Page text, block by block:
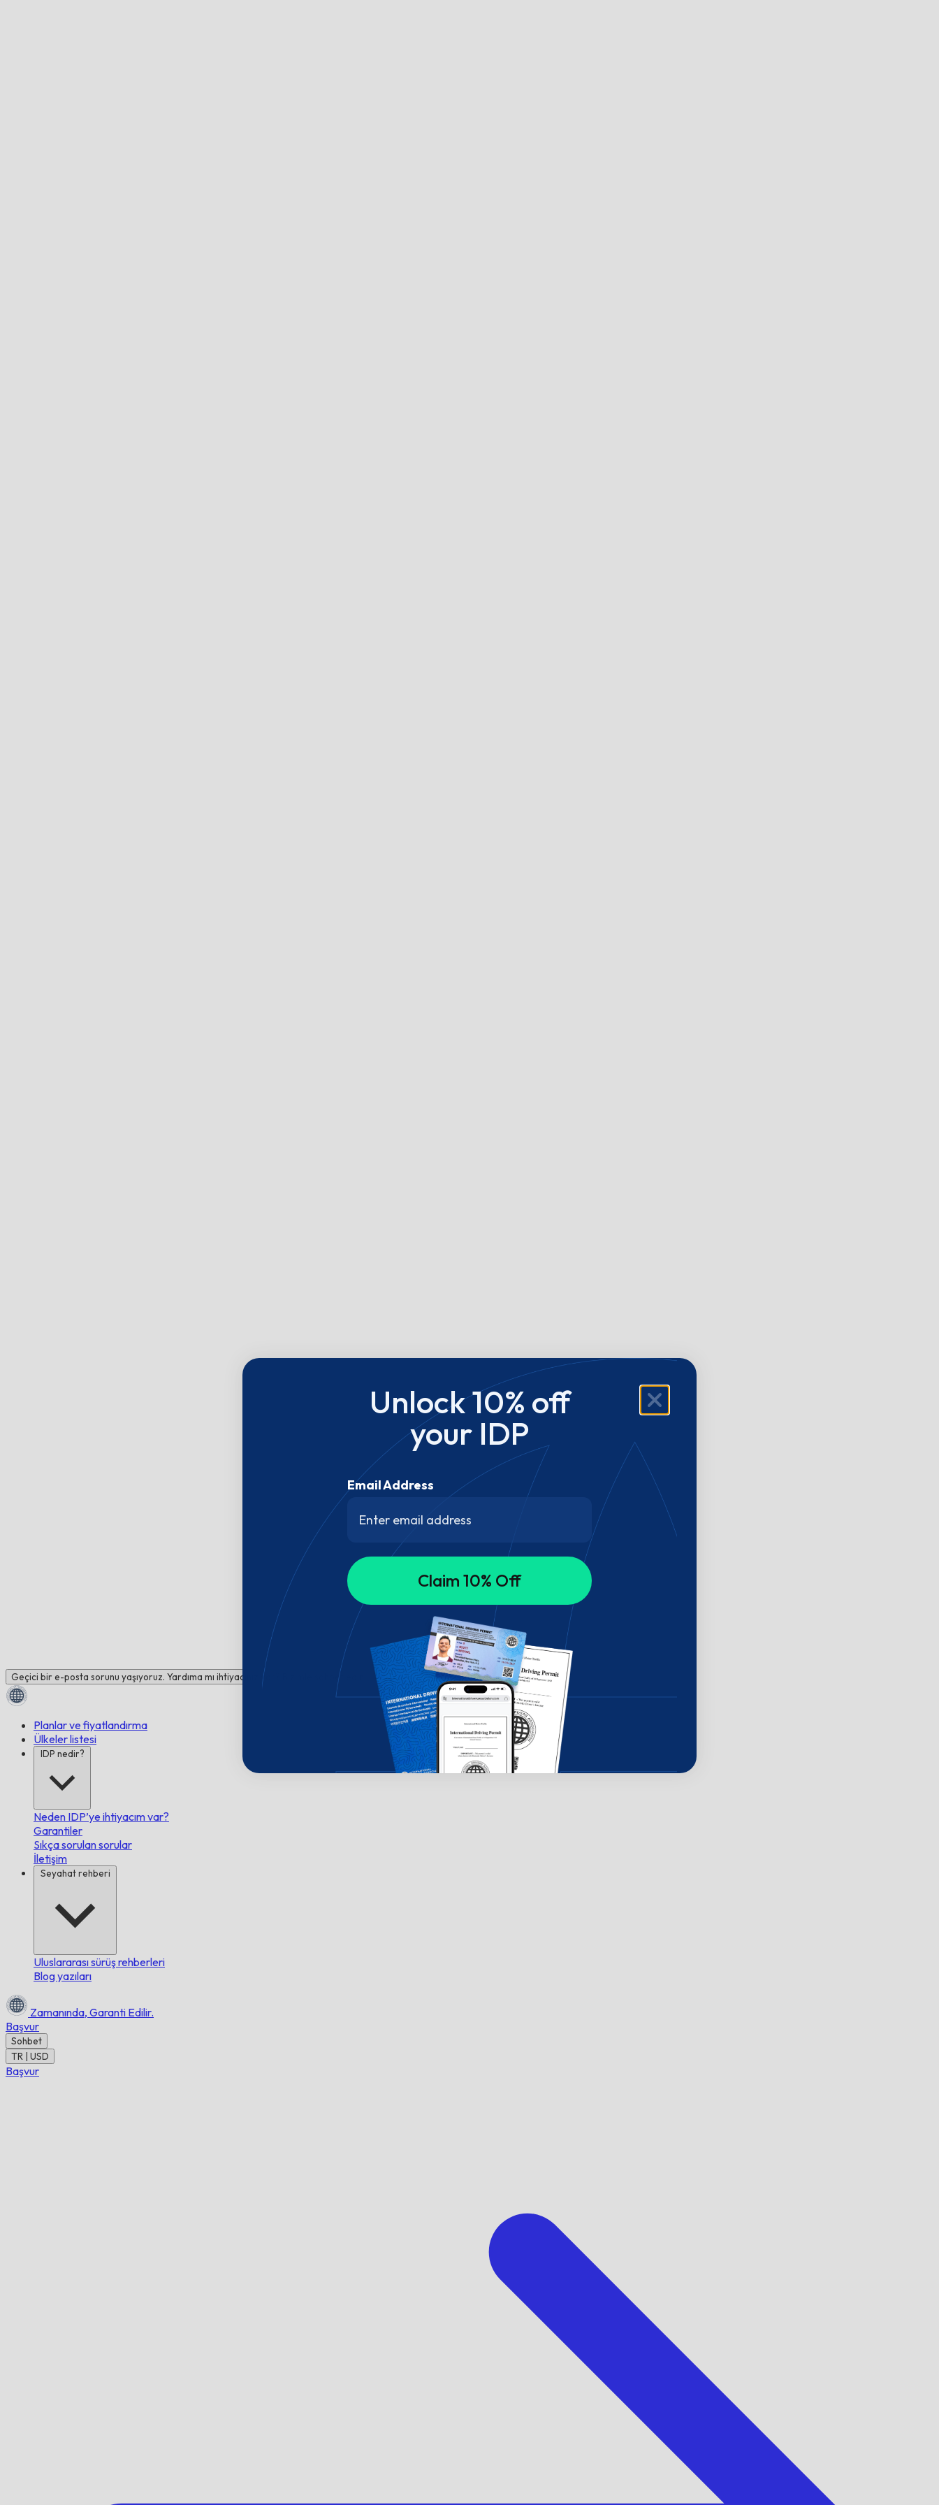
Geçici bir e-posta sorunu yaşıyoruz. Yardıma mı ihtiyacınız var? Bizimle sohbet edin!
Planlar ve fiyatlandırma
Ülkeler listesi
IDP nedir?
Neden IDP’ye ihtiyacım var?
Garantiler
Sıkça sorulan sorular
İletişim
Seyahat rehberi
Uluslararası sürüş rehberleri
Blog yazıları
Zamanında, Garanti Edilir.
Başvur
Sohbet
TR | USD
Başvur
Unlock 10% off
your IDP
Email Address
Claim 10% Off